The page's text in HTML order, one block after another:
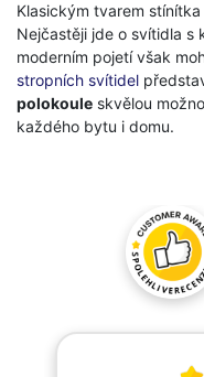
Klasickým tvarem
Nejčastěji jde o svítidla s
moderním pojetí však
stropních svítidel
polokoule skvělou
každého bytu i domu.